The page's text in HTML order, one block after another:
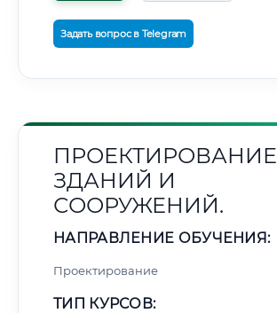
Задать вопрос в Telegram
ПРОЕКТИРОВАНИЕ
ЗДАНИЙ И
СООРУЖЕНИЙ.
НАПРАВЛЕНИЕ ОБУЧЕНИЯ:
Проектирование
ТИП КУРСОВ: